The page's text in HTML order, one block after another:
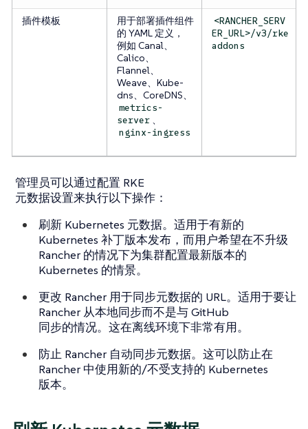
插件模板
用于部署插件组件
的 YAML 定义，
例如 Canal、
Calico、
Flannel、
Weave、Kube-
dns、CoreDNS、
metrics-
server 、
nginx-ingress
<RANCHER_SERV
ER_URL>/v3/rke
addons
管理员可以通过配置 RKE
元数据设置来执行以下操作：
刷新 Kubernetes 元数据。适用于有新的
Kubernetes 补丁版本发布，而用户希望在不升级
Rancher 的情况下为集群配置最新版本的
Kubernetes 的情景。
更改 Rancher 用于同步元数据的 URL。适用于要让
Rancher 从本地同步而不是与 GitHub
同步的情况。这在离线环境下非常有用。
防止 Rancher 自动同步元数据。这可以防止在
Rancher 中使用新的/不受支持的 Kubernetes
版本。